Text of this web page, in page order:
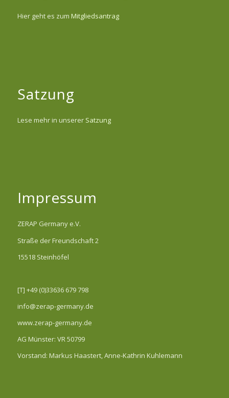
Hier geht es zum Mitgliedsantrag
Satzung
Lese mehr in unserer Satzung
Impressum
ZERAP Germany e.V.
Straße der Freundschaft 2
15518 Steinhöfel
[T] +49 (0)33636 679 798
info@zerap-germany.de
www.zerap-germany.de
AG Münster: VR 50799
Vorstand: Markus Haastert, Anne-Kathrin Kuhlemann